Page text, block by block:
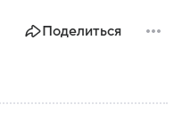
Поделиться